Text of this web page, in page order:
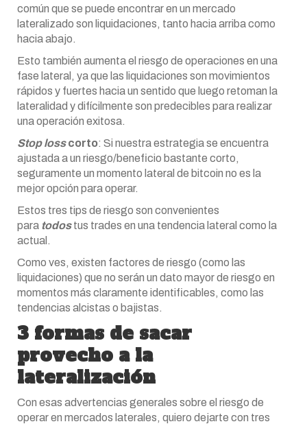
común que se puede encontrar en un mercado
lateralizado son liquidaciones, tanto hacia arriba como
hacia abajo.
Esto también aumenta el riesgo de operaciones en una
fase lateral, ya que las liquidaciones son movimientos
rápidos y fuertes hacia un sentido que luego retoman la
lateralidad y difícilmente son predecibles para realizar
una operación exitosa.
Stop losscorto: Si nuestra estrategia se encuentra
ajustada a un riesgo/beneficio bastante corto,
seguramente un momento lateral de bitcoin no es la
mejor opción para operar.
Estos tres tips de riesgo son convenientes
para todostus trades en una tendencia lateral como la
actual.
Como ves, existen factores de riesgo (como las
liquidaciones) que no serán un dato mayor de riesgo en
momentos más claramente identificables, como las
tendencias alcistas o bajistas.
3 formas de sacar
provecho a la
lateralización
Con esas advertencias generales sobre el riesgo de
operar en mercados laterales, quiero dejarte con tres